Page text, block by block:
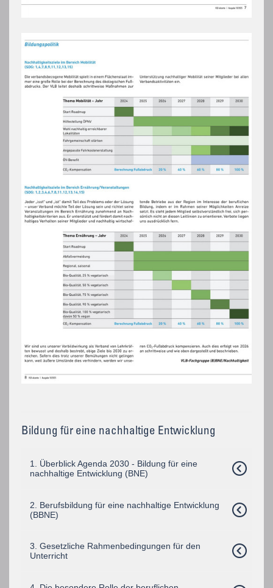
Bildung für eine nachhaltige Entwicklung
1. Überblick Agenda 2030 - Bildung für eine
nachhaltige Entwicklung (BNE)
2. Berufsbildung für eine nachhaltige Entwicklung
(BBNE)
3. Gesetzliche Rahmenbedingungen für den
Unterricht